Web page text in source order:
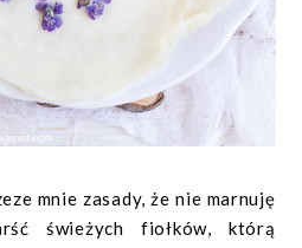
mnie zasady, że nie marnuję
świeżych fiołków, którą